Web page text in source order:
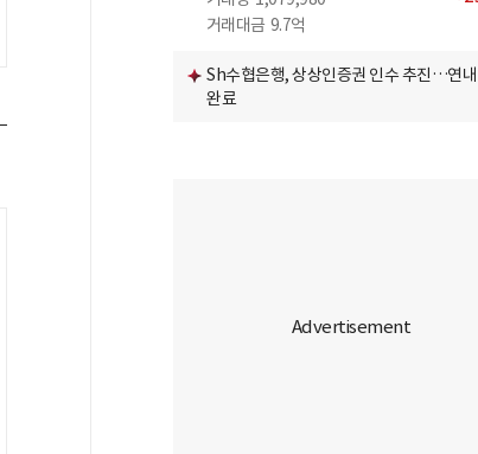
거래대금 9.7억
Sh수협은행, 상상인증권 인수 추진…연내
완료